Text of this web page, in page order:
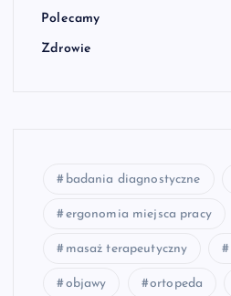
Polecamy
Zdrowie
badania diagnostyczne
ergonomia miejsca pracy
masaż terapeutyczny
objawy ortopeda